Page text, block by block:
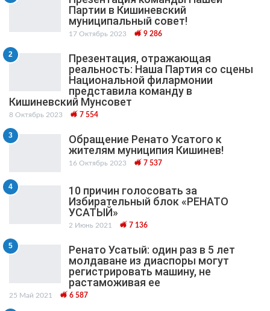
Партии в Кишиневский
муниципальный cовет!
17 Октябрь 2023 9 286
2
Презентация, отражающая
реальность: Наша Партия со сцены
Национальной филармонии
представила команду в
Кишиневский Мунсовет
8 Октябрь 2023 7 554
3
Обращение Ренато Усатого к
жителям муниципия Кишинев!
16 Октябрь 2023 7 537
4
10 причин голосовать за
Избирательный блок «РЕНАТО
УСАТЫЙ»
2 Июнь 2021 7 136
5
Ренато Усатый: один раз в 5 лет
молдаване из диаспоры могут
регистрировать машину, не
растаможивая ее
25 Май 2021 6 587